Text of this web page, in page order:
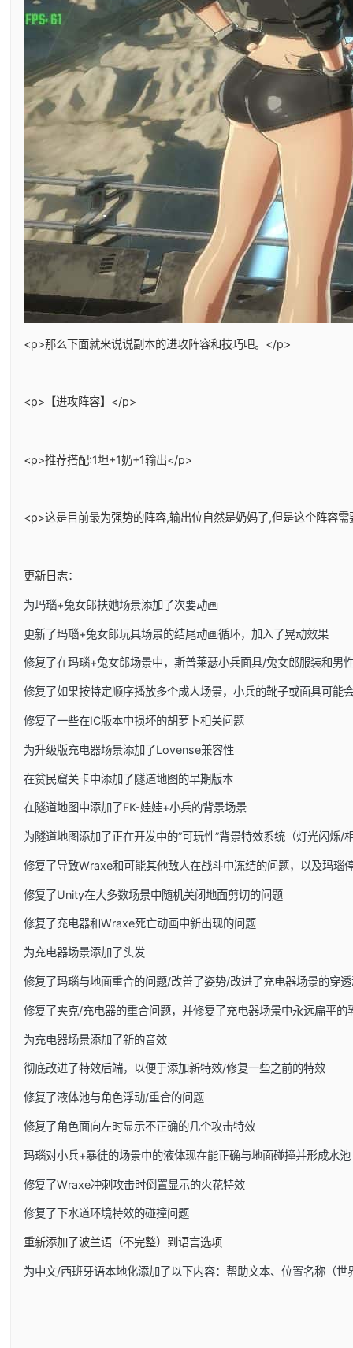
<p>那么下面就来说说副本的进攻阵容和技巧吧。</p>
<p>【进攻阵容】</p>
<p>推荐搭配:1坦+1奶+1输出</p>
<p>这是目前最为强势的阵容,输出位自然是奶妈了,但是这个阵容
更新日志：
为玛瑙+兔女郎扶她场景添加了次要动画
更新了玛瑙+兔女郎玩具场景的结尾动画循环，加入了晃动效果
修复了在玛瑙+兔女郎场景中，斯普莱瑟小兵面具/兔女郎服装和男
修复了如果按特定顺序播放多个成人场景，小兵的靴子或面具可能
修复了一些在IC版本中损坏的胡萝卜相关问题
为升级版充电器场景添加了Lovense兼容性
在贫民窟关卡中添加了隧道地图的早期版本
在隧道地图中添加了FK-娃娃+小兵的背景场景
为隧道地图添加了正在开发中的”可玩性”背景特效系统（灯光闪烁/
修复了导致Wraxe和可能其他敌人在战斗中冻结的问题，以及玛瑙
修复了Unity在大多数场景中随机关闭地面剪切的问题
修复了充电器和Wraxe死亡动画中新出现的问题
为充电器场景添加了头发
修复了玛瑙与地面重合的问题/改善了姿势/改进了充电器场景的穿
修复了夹克/充电器的重合问题，并修复了充电器场景中永远扁平的
为充电器场景添加了新的音效
彻底改进了特效后端，以便于添加新特效/修复一些之前的特效
修复了液体池与角色浮动/重合的问题
修复了角色面向左时显示不正确的几个攻击特效
玛瑙对小兵+暴徒的场景中的液体现在能正确与地面碰撞并形成水池
修复了Wraxe冲刺攻击时倒置显示的火花特效
修复了下水道环境特效的碰撞问题
重新添加了波兰语（不完整）到语言选项
为中文/西班牙语本地化添加了以下内容：帮助文本、位置名称（